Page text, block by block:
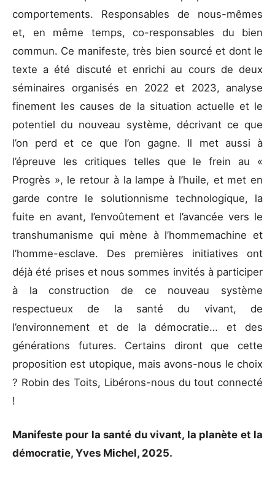
comportements. Responsables de nous-mêmes
et, en même temps, co-responsables du bien
commun. Ce manifeste, très bien sourcé et dont le
texte a été discuté et enrichi au cours de deux
séminaires organisés en 2022 et 2023, analyse
finement les causes de la situation actuelle et le
potentiel du nouveau système, décrivant ce que
l’on perd et ce que l’on gagne. Il met aussi à
l’épreuve les critiques telles que le frein au «
Progrès », le retour à la lampe à l’huile, et met en
garde contre le solutionnisme technologique, la
fuite en avant, l’envoûtement et l’avancée vers le
transhumanisme qui mène à l’hommemachine et
l’homme-esclave. Des premières initiatives ont
déjà été prises et nous sommes invités à participer
à la construction de ce nouveau système
respectueux de la santé du vivant, de
l’environnement et de la démocratie… et des
générations futures. Certains diront que cette
proposition est utopique, mais avons-nous le choix
? Robin des Toits, Libérons-nous du tout connecté
!
Manifeste pour la santé du vivant, la planète et la
démocratie, Yves Michel, 2025.